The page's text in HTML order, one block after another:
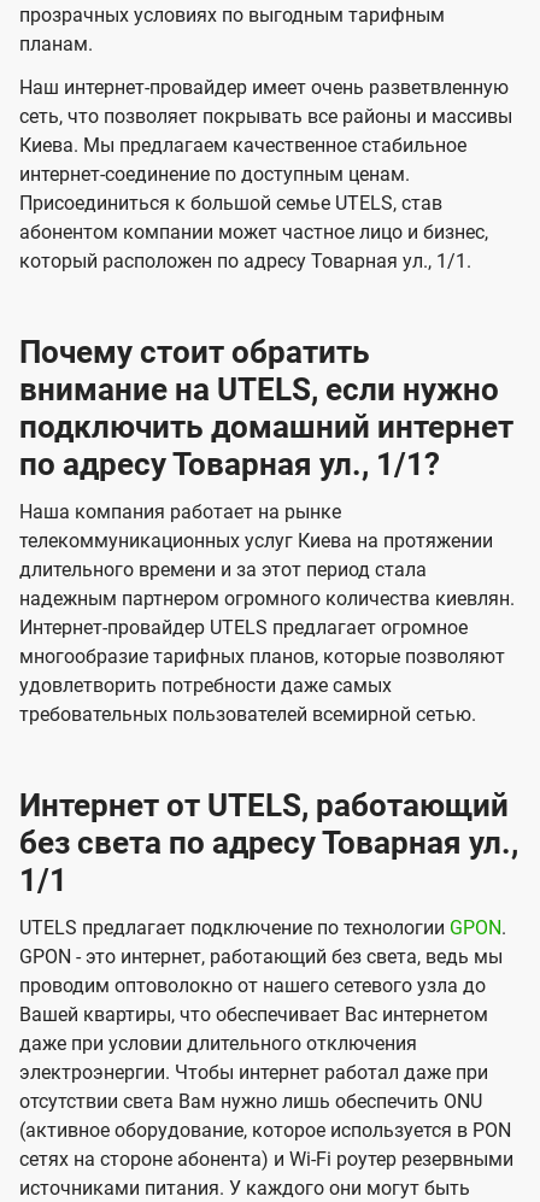
е
н
и
я
е
и
я
прозрачных условиях по выгодным тарифным
планам.
Наш интернет-провайдер имеет очень разветвленную
сеть, что позволяет покрывать все районы и массивы
Киева. Мы предлагаем качественное стабильное
интернет-соединение по доступным ценам.
Присоединиться к большой семье UTELS, став
абонентом компании может частное лицо и бизнес,
который расположен по адресу Товарная ул., 1/1.
Почему стоит обратить
внимание на UTELS, если нужно
подключить домашний интернет
по адресу Товарная ул., 1/1?
Наша компания работает на рынке
телекоммуникационных услуг Киева на протяжении
длительного времени и за этот период стала
надежным партнером огромного количества киевлян.
Интернет-провайдер UTELS предлагает огромное
многообразие тарифных планов, которые позволяют
удовлетворить потребности даже самых
требовательных пользователей всемирной сетью.
Интернет от UTELS, работающий
без света по адресу Товарная ул.,
1/1
UTELS предлагает подключение по технологии GPON.
GPON - это интернет, работающий без света, ведь мы
проводим оптоволокно от нашего сетевого узла до
Вашей квартиры, что обеспечивает Вас интернетом
даже при условии длительного отключения
электроэнергии. Чтобы интернет работал даже при
отсутствии света Вам нужно лишь обеспечить ONU
(активное оборудование, которое используется в PON
сетях на стороне абонента) и Wi-Fi роутер резервными
источниками питания. У каждого они могут быть